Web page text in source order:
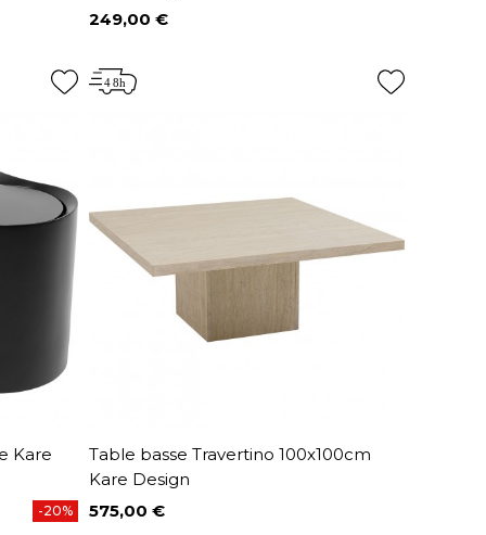
Prix
249,00 €
Kare
-20%
Table basse Travertino 100x100cm
Kare Design
Prix
575,00 €